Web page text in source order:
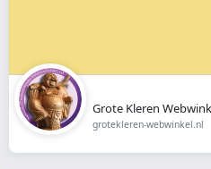
Grote Kleren
grotekleren-webwinkel.nl